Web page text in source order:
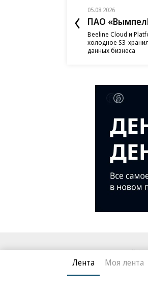
05.08.2026
ПАО
Beeline Cloud и
холодное S3-
данных бизнеса
Лента Моя лента
Благотворительный